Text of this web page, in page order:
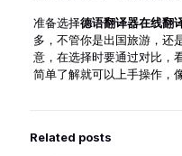
准备选择德语翻译器在线翻
多，不管你是出国旅游，还
意，在选择时要通过对比，
简单了解就可以上手操作，
Related posts